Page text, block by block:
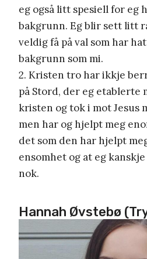
eg også litt spesiell for eg
bakgrunn. Eg blir sett litt
veldig få på val som har
bakgrunn som mi.
2. Kristen tro har ikkje
på Stord, der eg etablerte
kristen og tok i mot Jesus
men har og hjelpt meg
det som den har hjelpt
ensomhet og at eg
nok.
Hannah Øvstebø